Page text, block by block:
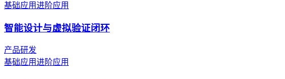
基础应用进阶应用
智能设计与虚拟验证闭环
产品研发
基础应用进阶应用